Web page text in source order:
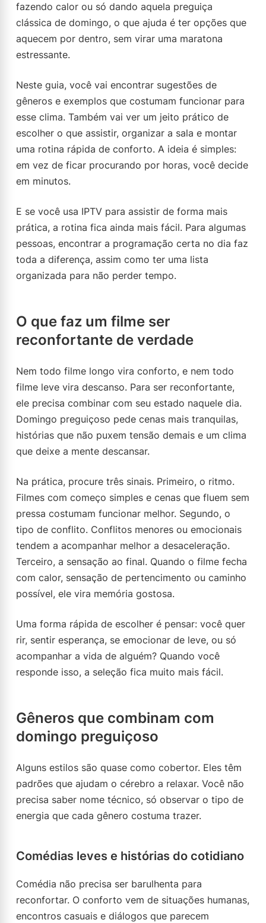
fazendo calor ou só dando aquela preguiça
clássica de domingo, o que ajuda é ter opções que
aquecem por dentro, sem virar uma maratona
estressante.
Neste guia, você vai encontrar sugestões de
gêneros e exemplos que costumam funcionar para
esse clima. Também vai ver um jeito prático de
escolher o que assistir, organizar a sala e montar
uma rotina rápida de conforto. A ideia é simples:
em vez de ficar procurando por horas, você decide
em minutos.
E se você usa IPTV para assistir de forma mais
prática, a rotina fica ainda mais fácil. Para algumas
pessoas, encontrar a programação certa no dia faz
toda a diferença, assim como ter uma lista
organizada para não perder tempo.
O que faz um filme ser
reconfortante de verdade
Nem todo filme longo vira conforto, e nem todo
filme leve vira descanso. Para ser reconfortante,
ele precisa combinar com seu estado naquele dia.
Domingo preguiçoso pede cenas mais tranquilas,
histórias que não puxem tensão demais e um clima
que deixe a mente descansar.
Na prática, procure três sinais. Primeiro, o ritmo.
Filmes com começo simples e cenas que fluem sem
pressa costumam funcionar melhor. Segundo, o
tipo de conflito. Conflitos menores ou emocionais
tendem a acompanhar melhor a desaceleração.
Terceiro, a sensação ao final. Quando o filme fecha
com calor, sensação de pertencimento ou caminho
possível, ele vira memória gostosa.
Uma forma rápida de escolher é pensar: você quer
rir, sentir esperança, se emocionar de leve, ou só
acompanhar a vida de alguém? Quando você
responde isso, a seleção fica muito mais fácil.
Gêneros que combinam com
domingo preguiçoso
Alguns estilos são quase como cobertor. Eles têm
padrões que ajudam o cérebro a relaxar. Você não
precisa saber nome técnico, só observar o tipo de
energia que cada gênero costuma trazer.
Comédias leves e histórias do cotidiano
Comédia não precisa ser barulhenta para
reconfortar. O conforto vem de situações humanas,
encontros casuais e diálogos que parecem